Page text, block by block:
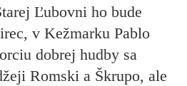
Ľubovni ho bude
v Kežmarku Pablo
dobrej hudby sa
Romski a Škrupo, ale